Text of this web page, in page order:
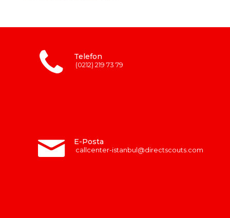
Telefon
(0212) 219 73 79
E-Posta
callcenter-istanbul@directscouts.com